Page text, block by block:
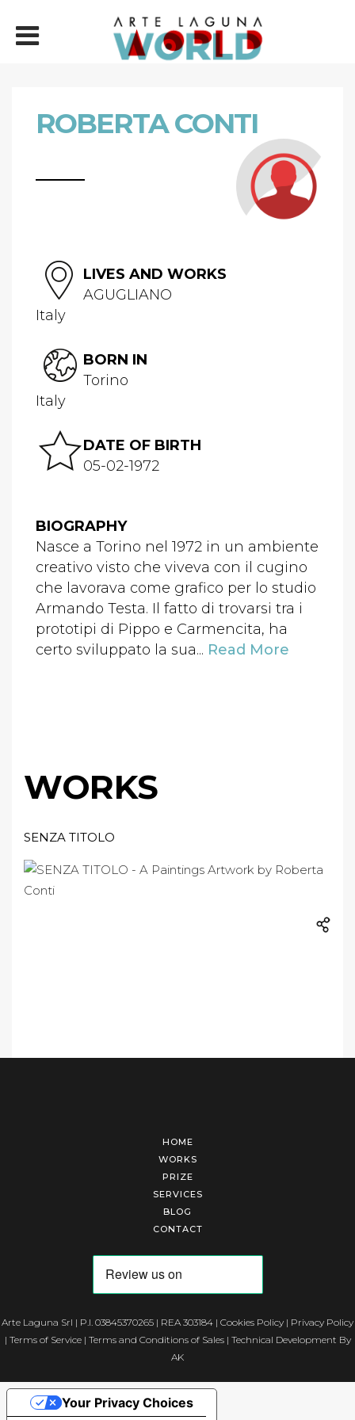
ROBERTA CONTI
LIVES AND WORKS
AGUGLIANO
Italy
BORN IN
Torino
Italy
DATE OF BIRTH
05-02-1972
BIOGRAPHY
Nasce a Torino nel 1972 in un ambiente
creativo visto che viveva con il cugino
che lavorava come grafico per lo studio
Armando Testa. Il fatto di trovarsi tra i
prototipi di Pippo e Carmencita, ha
certo sviluppato la sua... Read More
WORKS
SENZA TITOLO
HOME
WORKS
PRIZE
SERVICES
BLOG
CONTACT
Arte Laguna Srl | P.I. 03845370265 | REA 303184 | Cookies Policy | Privacy Policy
| Terms of Service| Terms and Conditions of Sales| Technical Development By
AK
Your Privacy Choices